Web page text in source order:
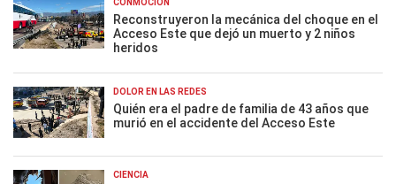
CONMOCIÓN
Reconstruyeron la mecánica del choque en el
Acceso Este que dejó un muerto y 2 niños
heridos
DOLOR EN LAS REDES
Quién era el padre de familia de 43 años que
murió en el accidente del Acceso Este
CIENCIA